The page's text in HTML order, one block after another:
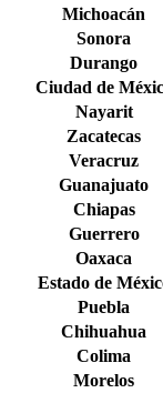
Michoacán
Sonora
Durango
Ciudad de
Nayarit
Zacatecas
Veracruz
Guanajuato
Chiapas
Guerrero
Oaxaca
Estado de
Puebla
Chihuahua
Colima
Morelos